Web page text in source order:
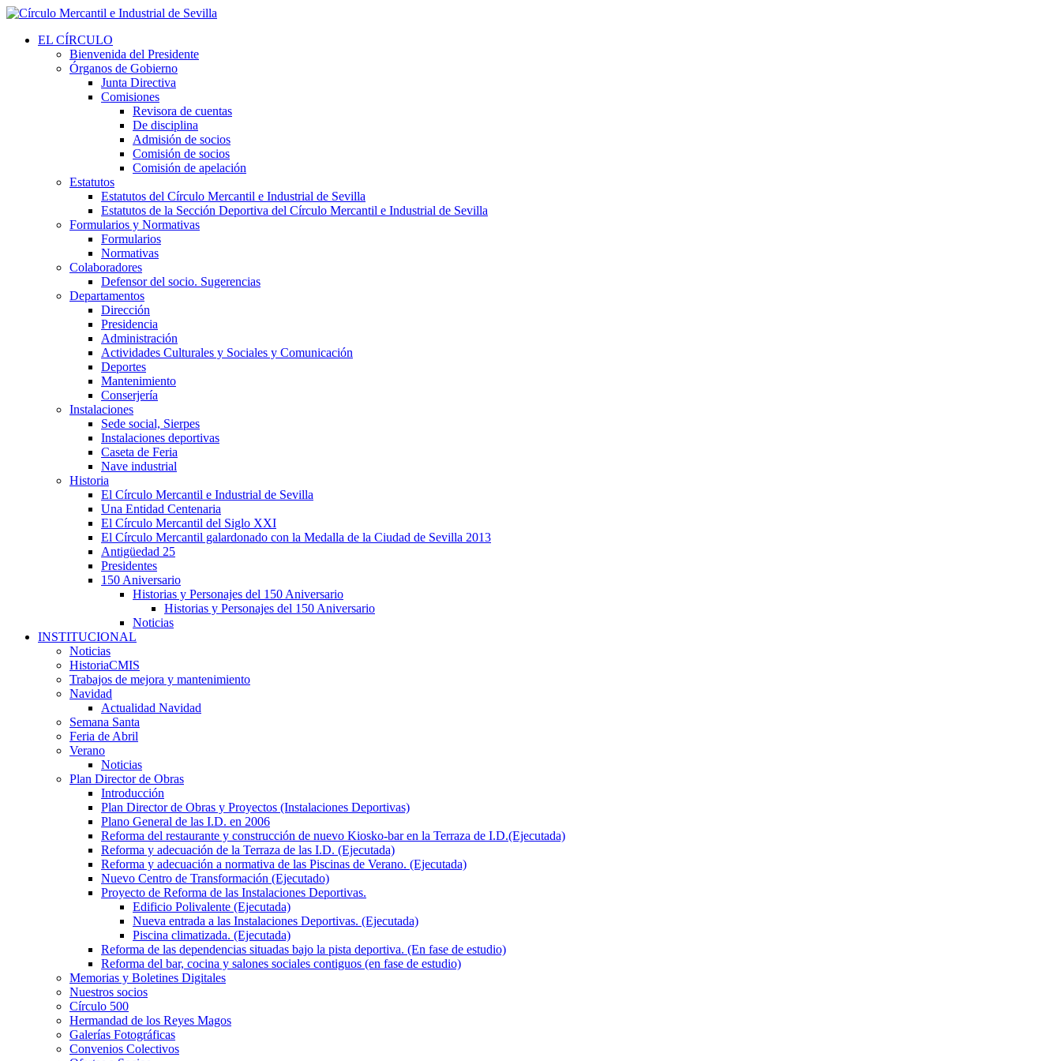
EL CÍRCULO
Bienvenida del Presidente
Órganos de Gobierno
Junta Directiva
Comisiones
Revisora de cuentas
De disciplina
Admisión de socios
Comisión de socios
Comisión de apelación
Estatutos
Estatutos del Círculo Mercantil e Industrial de Sevilla
Estatutos de la Sección Deportiva del Círculo Mercantil e Industrial de Sevilla
Formularios y Normativas
Formularios
Normativas
Colaboradores
Defensor del socio. Sugerencias
Departamentos
Dirección
Presidencia
Administración
Actividades Culturales y Sociales y Comunicación
Deportes
Mantenimiento
Conserjería
Instalaciones
Sede social, Sierpes
Instalaciones deportivas
Caseta de Feria
Nave industrial
Historia
El Círculo Mercantil e Industrial de Sevilla
Una Entidad Centenaria
El Círculo Mercantil del Siglo XXI
El Círculo Mercantil galardonado con la Medalla de la Ciudad de Sevilla 2013
Antigüedad 25
Presidentes
150 Aniversario
Historias y Personajes del 150 Aniversario
Historias y Personajes del 150 Aniversario
Noticias
INSTITUCIONAL
Noticias
HistoriaCMIS
Trabajos de mejora y mantenimiento
Navidad
Actualidad Navidad
Semana Santa
Feria de Abril
Verano
Noticias
Plan Director de Obras
Introducción
Plan Director de Obras y Proyectos (Instalaciones Deportivas)
Plano General de las I.D. en 2006
Reforma del restaurante y construcción de nuevo Kiosko-bar en la Terraza de I.D.(Ejecutada)
Reforma y adecuación de la Terraza de las I.D. (Ejecutada)
Reforma y adecuación a normativa de las Piscinas de Verano. (Ejecutada)
Nuevo Centro de Transformación (Ejecutado)
Proyecto de Reforma de las Instalaciones Deportivas.
Edificio Polivalente (Ejecutada)
Nueva entrada a las Instalaciones Deportivas. (Ejecutada)
Piscina climatizada. (Ejecutada)
Reforma de las dependencias situadas bajo la pista deportiva. (En fase de estudio)
Reforma del bar, cocina y salones sociales contiguos (en fase de estudio)
Memorias y Boletines Digitales
Nuestros socios
Círculo 500
Hermandad de los Reyes Magos
Galerías Fotográficas
Convenios Colectivos